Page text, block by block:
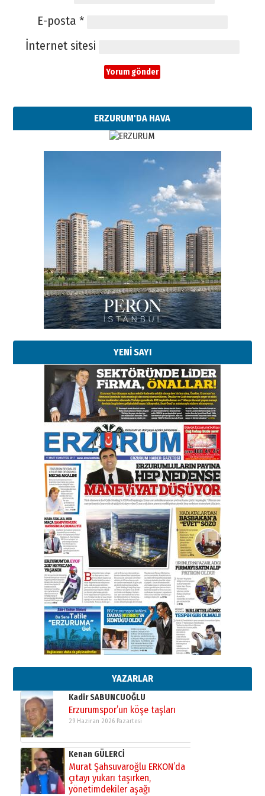
E-posta *
İnternet sitesi
ERZURUM'DA HAVA
YENİ SAYI
YAZARLAR
Esat BİNDESEN
Başkan Sekmen’den Erzurum’a
bir vizyon proje daha!
02 Ağustos 2026 Pazar
Kadir SABUNCUOĞLU
Erzurumspor’un köşe taşları
29 Haziran 2026 Pazartesi
Kenan GÜLERCİ
Murat Şahsuvaroğlu ERKON’da
çıtayı yukarı taşırken,
yönetimdekiler aşağı
çekmemeli!
17 Şubat 2026 SalıOrhan BOZKURT
Bir fotoğraf, bir şehir, bir
gazeteci… Dizginler kimin
elinde?
31 Mart 2026 Salı
A. Berhan Yılmaz
BİR BÖLÜM DEĞİL, BİR ÖMÜR
SEÇİYORSUNUZ… “NEDEN
ATATÜRK ÜNİVERSİTESİ?”
28 Temmuz 2026 Salı
Ahmet Gökhan YAZICI
Ahmed Yesevi’den bir Alperen…
”Reisimiz” idi… Hakka yürüdü.!
26 Mart 2026 Perşembe
Cem Bakırcı
Ardında bıraktığı hatıralarıyla
gönül adamı Faruk Terzioğlu!
13 Mayıs 2026 Çarşamba
Esat BİNDESEN
Başkan Sekmen’den Erzurum’a
bir vizyon proje daha!
02 Ağustos 2026 Pazar
Kadir SABUNCUOĞLU
Erzurumspor’un köşe taşları
29 Haziran 2026 Pazartesi
Kenan GÜLERCİ
Murat Şahsuvaroğlu ERKON’da
çıtayı yukarı taşırken,
yönetimdekiler aşağı